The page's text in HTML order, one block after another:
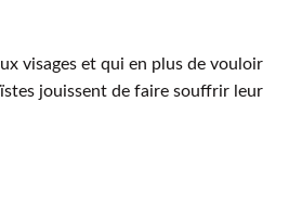
visages et qui en plus de vouloir
jouissent de faire souffrir leur